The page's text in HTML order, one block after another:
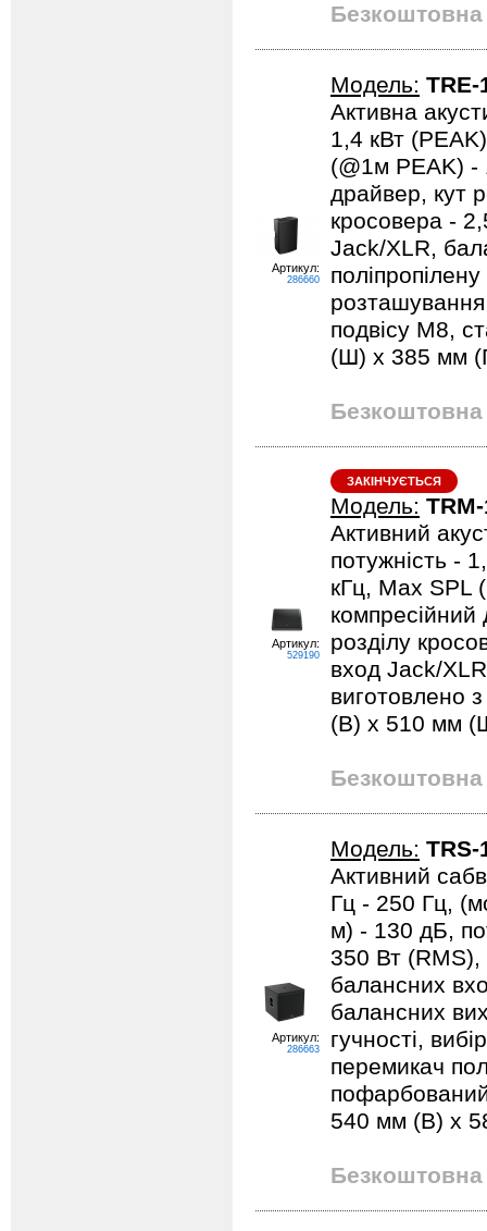
Безкоштовна
Артикул:
286660
Модель: TRE-
Активна
1,4 кВт
(@1м PEAK)
драйвер, кут
кросовера -
Jack/XLR,
розташування
подвісу М8,
(Ш) x 385 мм
Безкоштовна
Артикул:
529190
ЗАКІНЧУЄТЬСЯ
Модель:
Активний
потужність -
кГц, Max SPL
компресійний
розділу
вход Jack/
виготовлено
(В) x 510 мм
Безкоштовна
Артикул:
286663
Модель: TRS-
Активний
Гц - 250 Гц,
м) - 130 дБ,
350 Вт
балансних
балансних
гучності,
перемикач
540 мм (В) x
Безкоштовна